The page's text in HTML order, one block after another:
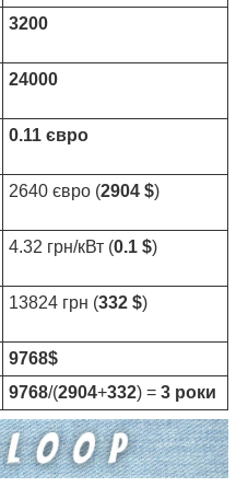
3200
24000
0.11 євро
2640 євро (2904 $)
4.32 грн/кВт (0.1 $)
13824 грн (332 $)
9768$
9768/(2904+332) = 3 роки